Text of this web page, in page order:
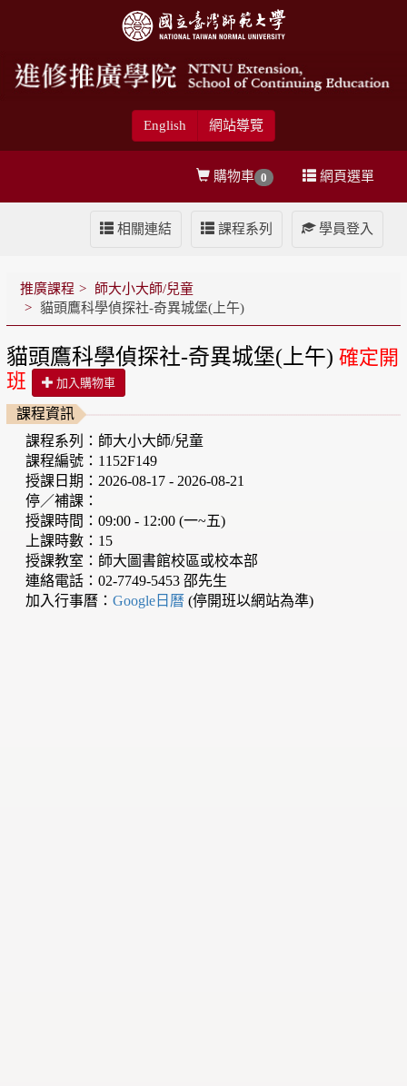
English 網站導覽
網頁選單
購物車 0
學員登入
課程系列
相關連結
推廣課程
師大小大師/兒童
貓頭鷹科學偵探社-奇異城堡(上午)
貓頭鷹科學偵探社-奇異城堡(上午) 確定開
班
加入購物車
課程資訊
課程系列：師大小大師/兒童
課程編號：1152F149
授課日期：2026-08-17 - 2026-08-21
停／補課：
授課時間：09:00 - 12:00 (一~五)
上課時數：15
授課教室：師大圖書館校區或校本部
連絡電話：02-7749-5453 邵先生
加入行事曆：Google日曆(停開班以網站為準)